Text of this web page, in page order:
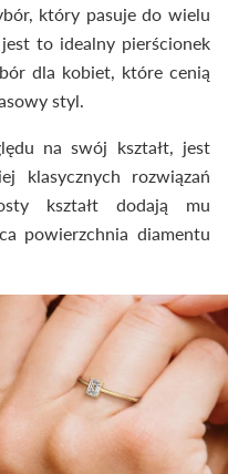
który pasuje do wielu
to idealny pierścionek
dla kobiet, które cenią
styl.
na swój kształt, jest
klasycznych rozwiązań
kształt dodają mu
powierzchnia diamentu